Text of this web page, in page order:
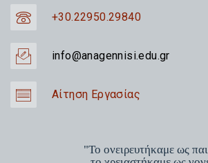
+30.22950.29840
info@anagennisi.edu.gr
Αίτηση Εργασίας
"Το ονειρευτήκαμε ως